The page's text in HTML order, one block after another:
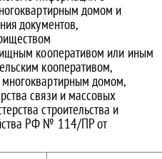
домом и
документов,
кооперативом или иным
кооперативом,
домом,
связи и массовых
строительства и
РФ № 114/ПР от